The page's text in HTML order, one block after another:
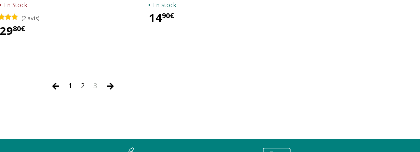
En Stock
(2 avis)
2980€
En stock
1490€
1 2 3